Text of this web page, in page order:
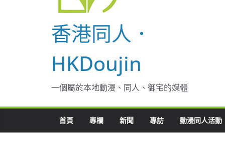
香港同人．
HKDoujin
一個屬於本地動漫、同人、御宅的媒體
首頁 專欄 新聞 專訪 動漫同人活動